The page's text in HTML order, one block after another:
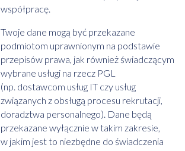
współpracę.
Twoje dane mogą być przekazane
podmiotom uprawnionym na podstawie
przepisów prawa, jak również świadczącym
wybrane usługi na rzecz PGL
(np. dostawcom usług IT czy usług
związanych z obsługą procesu rekrutacji,
doradztwa personalnego). Dane będą
przekazane wyłącznie w takim zakresie,
w jakim jest to niezbędne do świadczenia